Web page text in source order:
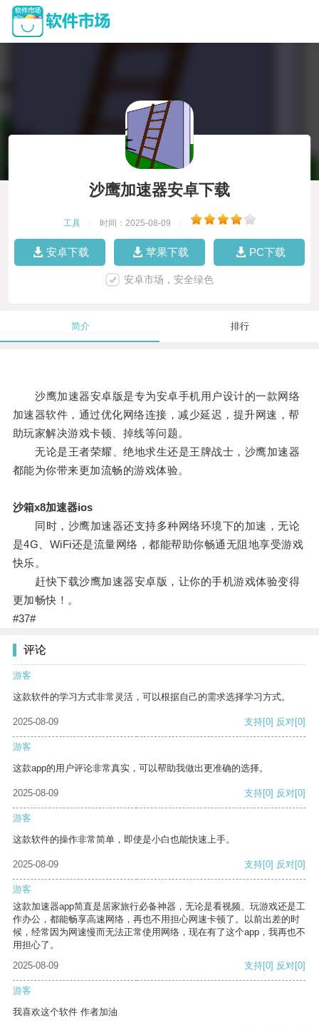
沙鹰加速器安卓下载
工具 时间：2025-08-09
安卓下载 苹果下载 PC下载
安卓市场，安全绿色
简介 排行
沙鹰加速器安卓版是专为安卓手机用户设计的一款网络
加速器软件，通过优化网络连接，减少延迟，提升网速，帮
助玩家解决游戏卡顿、掉线等问题。
无论是王者荣耀、绝地求生还是王牌战士，沙鹰加速器
都能为你带来更加流畅的游戏体验。
沙箱x8加速器ios
同时，沙鹰加速器还支持多种网络环境下的加速，无论
是4G、WiFi还是流量网络，都能帮助你畅通无阻地享受游戏
快乐。
赶快下载沙鹰加速器安卓版，让你的手机游戏体验变得
更加畅快！。
#37#
评论
游客
这款软件的学习方式非常灵活，可以根据自己的需求选择学习方式。
2025-08-09 支持[0] 反对[0]
游客
这款app的用户评论非常真实，可以帮助我做出更准确的选择。
2025-08-09 支持[0] 反对[0]
游客
这款软件的操作非常简单，即使是小白也能快速上手。
2025-08-09 支持[0] 反对[0]
游客
这款加速器app简直是居家旅行必备神器，无论是看视频、玩游戏还是工
作办公，都能畅享高速网络，再也不用担心网速卡顿了。以前出差的时
候，经常因为网速慢而无法正常使用网络，现在有了这个app，我再也不
用担心了。
2025-08-09
支持[0] 反对[0]
游客
我喜欢这个软件 作者加油